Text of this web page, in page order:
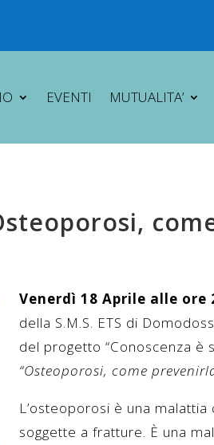
EVENTI MUTUALITA’
Venerdì 18 Aprile alle ore
della S.M.S. ETS di
del progetto “Conoscenza è
“Osteoporosi, come
L’osteoporosi è una
soggette a fratture. È una